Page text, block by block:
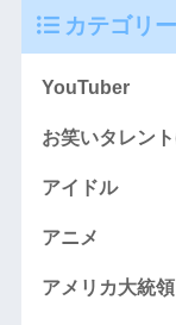
カテゴリー
YouTuber
お笑いタレン
アイドル
アニメ
アメリカ大統領